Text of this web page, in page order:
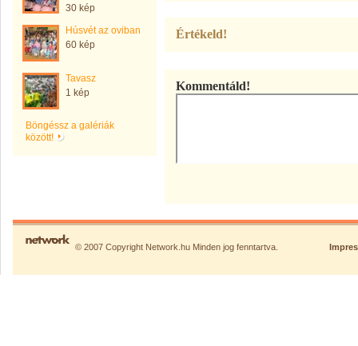
30 kép
Húsvét az oviban
60 kép
Tavasz
1 kép
Böngéssz a galériák
között!
Értékeld!
Kommentáld!
© 2007 Copyright Network.hu Minden jog fenntartva.